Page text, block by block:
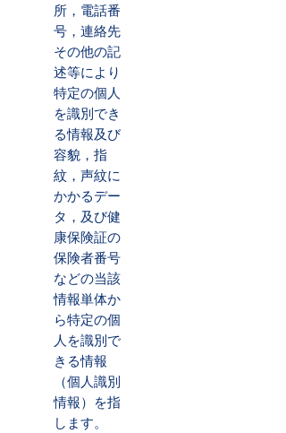
所，電話番
号，連絡先
その他の記
述等により
特定の個人
を識別でき
る情報及び
容貌，指
紋，声紋に
かかるデー
タ，及び健
康保険証の
保険者番号
などの当該
情報単体か
ら特定の個
人を識別で
きる情報
（個人識別
情報）を指
します。